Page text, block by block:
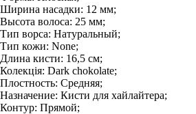
Ширина насадки: 12 мм;
Высота волоса: 25 мм;
Тип ворса: Натуральный;
Тип кожи: None;
Длина кисти: 16,5 см;
Колекція: Dark chokolate;
Плостность: Средняя;
Назначение: Кисти для хайлайтера;
Контур: Прямой;